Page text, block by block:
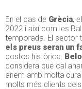
En el cas de Grècia,
2022 i així com les
temporada. El sector
els preus seran un
costos històrica.
considera que cal
anem amb molta cura
molts més clients